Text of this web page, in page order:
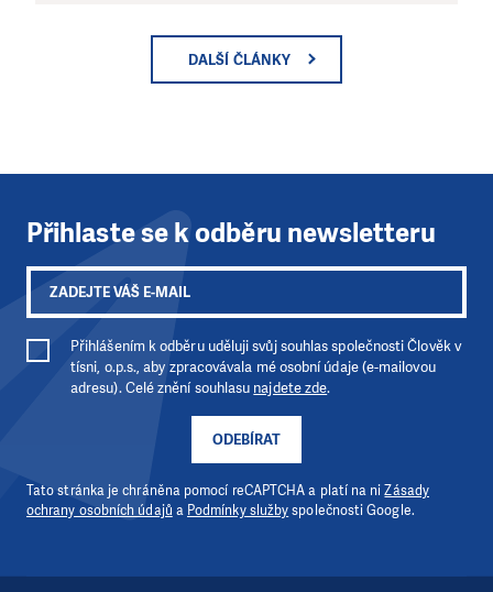
DALŠÍ ČLÁNKY
Přihlaste se k odběru newsletteru
ODEBÍRAT
Přihlášením k odběru uděluji svůj souhlas společnosti Člověk v
tísni, o.p.s., aby zpracovávala mé osobní údaje (e-mailovou
adresu). Celé znění souhlasu najdete zde.
Tato stránka je chráněna pomocí reCAPTCHA a platí na niZásady
ochrany osobních údajů a Podmínky službyspolečnosti Google.